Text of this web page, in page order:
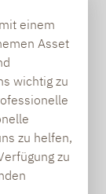
einem
Asset
wichtig zu
zu helfen,
zu
Markt.
auch in
dass
Das
mit ihrem